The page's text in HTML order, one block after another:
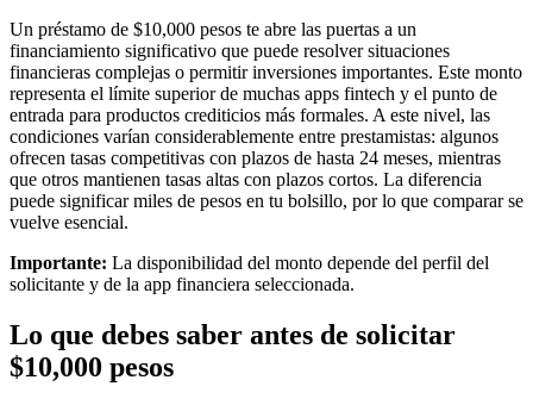
Un préstamo de $10,000 pesos te abre las puertas a un
financiamiento significativo que puede resolver situaciones
financieras complejas o permitir inversiones importantes. Este monto
representa el límite superior de muchas apps fintech y el punto de
entrada para productos crediticios más formales. A este nivel, las
condiciones varían considerablemente entre prestamistas: algunos
ofrecen tasas competitivas con plazos de hasta 24 meses, mientras
que otros mantienen tasas altas con plazos cortos. La diferencia
puede significar miles de pesos en tu bolsillo, por lo que comparar se
vuelve esencial.
Importante: La disponibilidad del monto depende del perfil del
solicitante y de la app financiera seleccionada.
Lo que debes saber antes de solicitar
$10,000 pesos